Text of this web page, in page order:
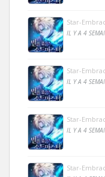
Star-
IL Y A 4
Star-
IL Y A 4
Star-
IL Y A 4
Star-